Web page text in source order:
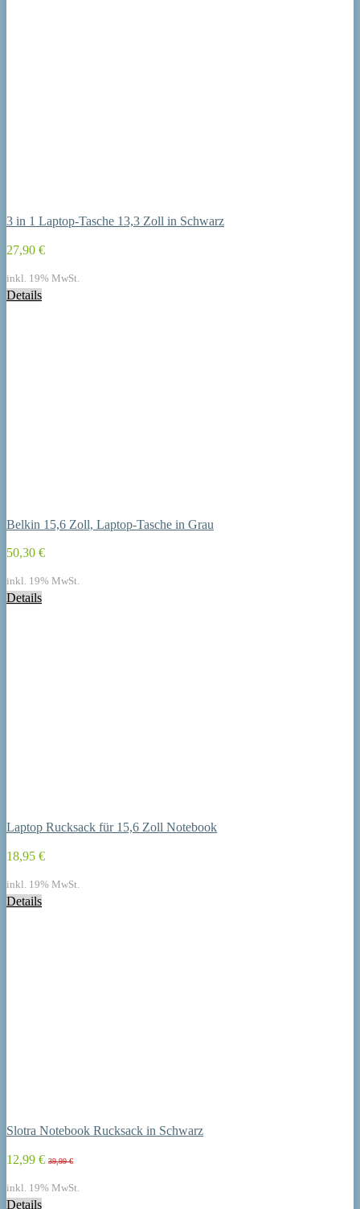
3 in 1 Laptop-Tasche 13,3 Zoll in Schwarz
27,90 €
inkl. 19% MwSt.
Details
Belkin 15,6 Zoll, Laptop-Tasche in Grau
50,30 €
inkl. 19% MwSt.
Details
Laptop Rucksack für 15,6 Zoll Notebook
18,95 €
inkl. 19% MwSt.
Details
Slotra Notebook Rucksack in Schwarz
12,99 € 39,99 €
inkl. 19% MwSt.
Details